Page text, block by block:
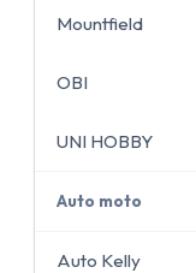
Mountfield
OBI
UNI HOBBY
Auto moto
Auto Kelly